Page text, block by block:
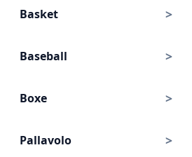
Basket
Baseball
Boxe
Pallavolo